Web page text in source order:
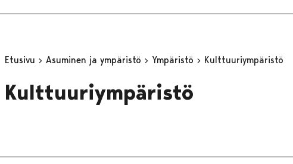
Etusivu Asuminen ja ympäristö Ympäristö Kulttuuriympäristö
Kulttuuriympäristö